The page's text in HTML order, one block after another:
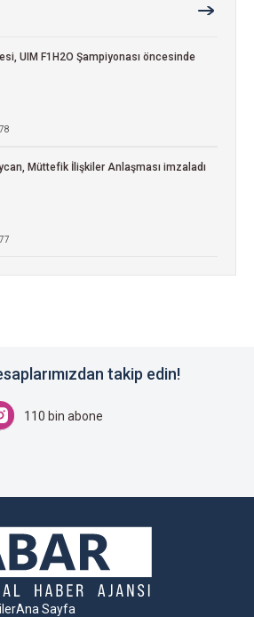
UIM F1H2O Şampiyonası öncesinde
Müttefik İlişkiler Anlaşması imzaladı
takip edin!
110 bin abone
Ana Sayfa